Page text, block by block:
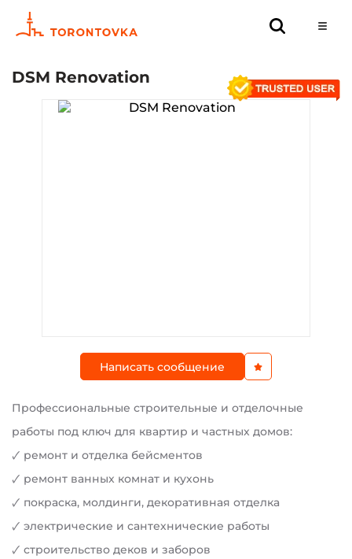
DSM Renovation
Написать сообщение
Профессиональные строительные и отделочные
работы под ключ для квартир и частных домов:
🗸 ремонт и отделка бейсментов
🗸 ремонт ванных комнат и кухонь
🗸 покраска, молдинги, декоративная отделка
🗸 электрические и сантехнические работы
🗸 строительство деков и заборов